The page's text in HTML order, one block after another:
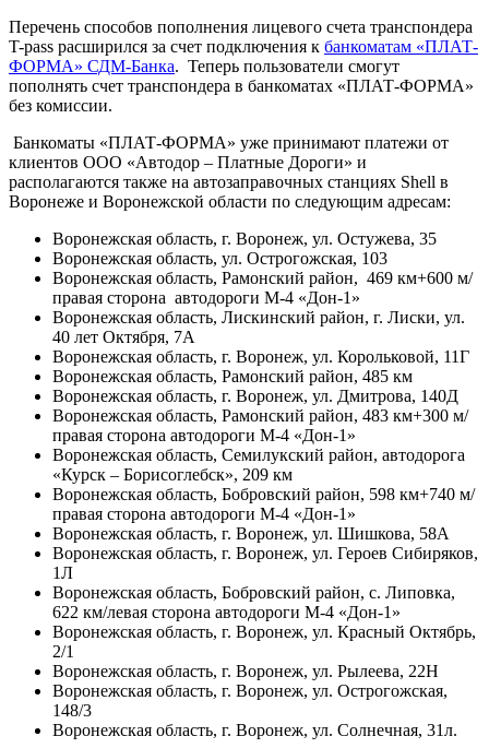
Перечень способов пополнения лицевого счета транспондера
T-pass расширился за счет подключения к банкоматам «ПЛАТ-
ФОРМА» СДМ-Банка. Теперь пользователи смогут
пополнять счет транспондера в банкоматах «ПЛАТ-ФОРМА»
без комиссии.
Банкоматы «ПЛАТ-ФОРМА» уже принимают платежи от
клиентов ООО «Автодор – Платные Дороги» и
располагаются также на автозаправочных станциях Shell в
Воронеже и Воронежской области по следующим адресам:
Воронежская область, г. Воронеж, ул. Остужева, 35
Воронежская область, ул. Острогожская, 103
Воронежская область, Рамонский район, 469 км+600 м/
правая сторона автодороги М-4 «Дон-1»
Воронежская область, Лискинский район, г. Лиски, ул.
40 лет Октября, 7А
Воронежская область, г. Воронеж, ул. Корольковой, 11Г
Воронежская область, Рамонский район, 485 км
Воронежская область, г. Воронеж, ул. Дмитрова, 140Д
Воронежская область, Рамонский район, 483 км+300 м/
правая сторона автодороги М-4 «Дон-1»
Воронежская область, Семилукский район, автодорога
«Курск – Борисоглебск», 209 км
Воронежская область, Бобровский район, 598 км+740 м/
правая сторона автодороги М-4 «Дон-1»
Воронежская область, г. Воронеж, ул. Шишкова, 58А
Воронежская область, г. Воронеж, ул. Героев Сибиряков,
1Л
Воронежская область, Бобровский район, с. Липовка,
622 км/левая сторона автодороги М-4 «Дон-1»
Воронежская область, г. Воронеж, ул. Красный Октябрь,
2/1
Воронежская область, г. Воронеж, ул. Рылеева, 22Н
Воронежская область, г. Воронеж, ул. Острогожская,
148/3
Воронежская область, г. Воронеж, ул. Солнечная, 31л.